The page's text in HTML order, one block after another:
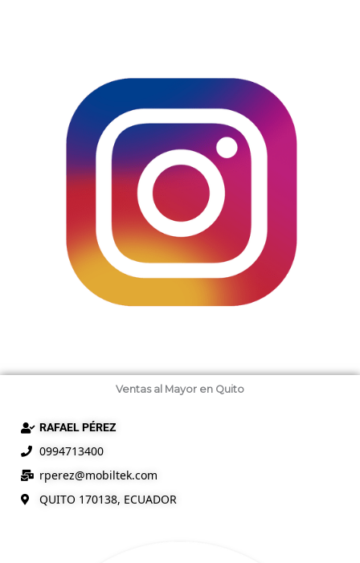
Ventas al Mayor en Quito
RAFAEL PÉREZ
0994713400
rperez@mobiltek.com
QUITO 170138, ECUADOR